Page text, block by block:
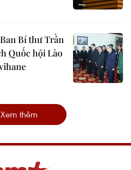
Bí thư Trần
Quốc hội Lào
Xem thêm